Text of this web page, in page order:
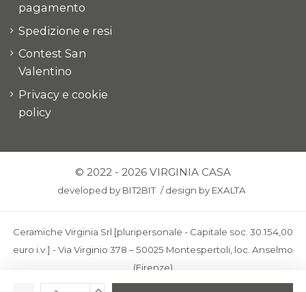
pagamento
Spedizione e resi
Contest San
Valentino
Privacy e cookie
policy
© 2022 - 2026 VIRGINIA CASA
developed by BIT2BIT /design by EXALTA
Ceramiche Virginia Srl [pluripersonale - Capitale soc. 30.154,00
euro i.v.] - Via Virginio 378 – 50025 Montespertoli, loc. Anselmo
(Firenze)
C.F. e P.IVA: IT00436100481 - REA: FI-227733 - PEC: